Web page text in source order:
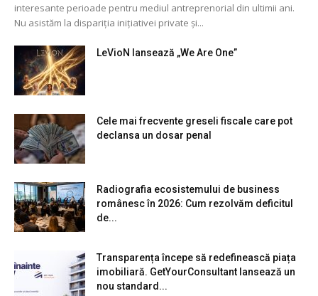
interesante perioade pentru mediul antreprenorial din ultimii ani.
Nu asistăm la dispariția inițiativei private și...
LeVioN lansează „We Are One”
Cele mai frecvente greseli fiscale care pot
declansa un dosar penal
Radiografia ecosistemului de business
românesc în 2026: Cum rezolvăm deficitul
de...
Transparența începe să redefinească piața
imobiliară. GetYourConsultant lansează un
nou standard...